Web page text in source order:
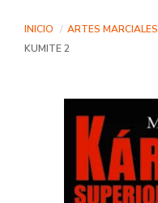
INICIO ARTES MARCIALES
KUMITE 2